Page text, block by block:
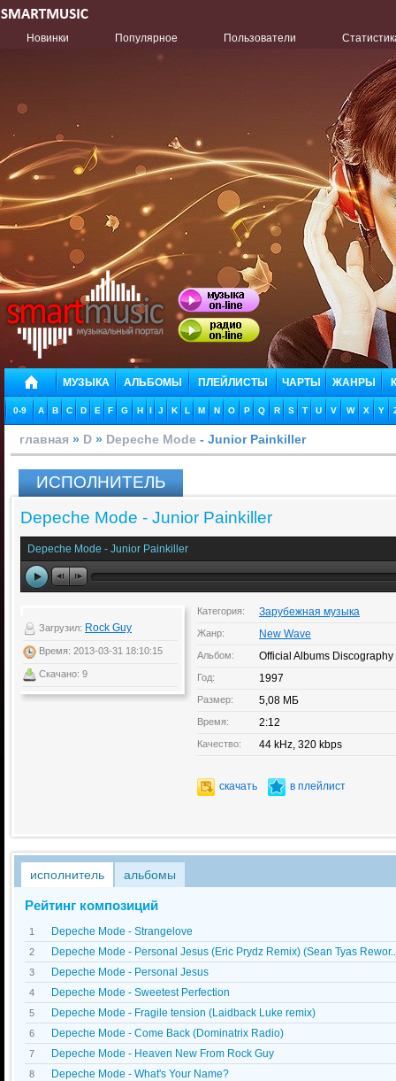
Новинки Популярное Пользователи
МУЗЫКА АЛЬБОМЫ ПЛЕЙЛИСТЫ ЧАРТЫ ЖАНРЫ
0-9 A B C D E F G H I J K L M N O P Q R S T U V W X Y
главная » D » Depeche Mode - Junior Painkiller
ИСПОЛНИТЕЛЬ
Depeche Mode - Junior Painkiller
Depeche Mode - Junior Painkiller
Загрузил: Rock Guy
Время: 2013-03-31 18:10:15
Скачано: 9
Категория: Зарубежная музыка
Жанр: New Wave
Альбом: Official Albums Discography
Год: 1997
Размер: 5,08 МБ
Время: 2:12
Качество: 44 kHz, 320 kbps
скачать в плейлист
исполнитель альбомы
Рейтинг композиций
1 Depeche Mode - Strangelove
2 Depeche Mode - Personal Jesus (Eric Prydz Remix) (Sean Tyas
3 Depeche Mode - Personal Jesus
4 Depeche Mode - Sweetest Perfection
5 Depeche Mode - Fragile tension (Laidback Luke remix)
6 Depeche Mode - Come Back (Dominatrix Radio)
7 Depeche Mode - Heaven New From Rock Guy
8 Depeche Mode - What's Your Name?